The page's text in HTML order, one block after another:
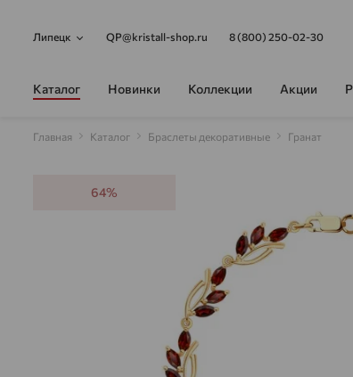
Липецк QP@kristall-shop.ru 8 (800) 250-02-30
Каталог Новинки Коллекции Акции
Главная Каталог Браслеты декоративные Гранат
64%